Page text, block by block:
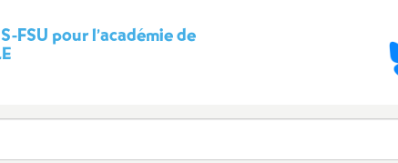
FSU pour l’académie de